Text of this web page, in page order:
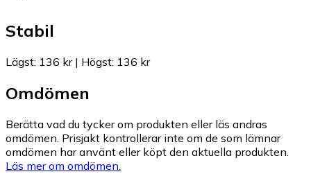
Stabil
Lägst: 136 kr| Högst: 136 kr
Omdömen
Berätta vad du tycker om produkten eller läs andras
omdömen. Prisjakt kontrollerar inte om de som lämnar
omdömen har använt eller köpt den aktuella produkten.
Läs mer om omdömen.